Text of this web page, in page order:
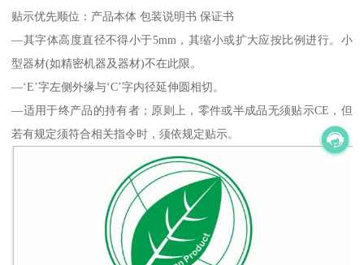
贴示优先顺位：产品本体 包装说明书 保证书
—其字体高度直径不得小于5mm，其缩小或扩大应按比例进行。小
型器材(如精密机器及器材)不在此限。
—‘E’字左侧外缘与‘C’字内径延伸圆相切。
—适用于终产品的持有者；原则上，零件或半成品无须贴示CE，但
若有规定须符合相关指令时，须依规定贴示。